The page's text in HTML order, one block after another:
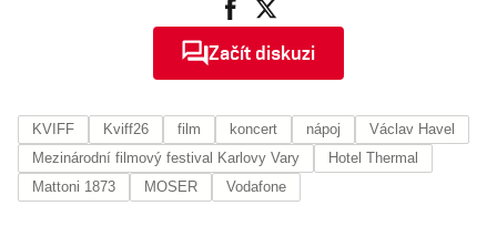
Začít diskuzi
KVIFF Kviff26 film koncert nápoj
Václav Havel
Mezinárodní filmový festival Karlovy Vary
Hotel Thermal
Mattoni 1873
MOSER Vodafone